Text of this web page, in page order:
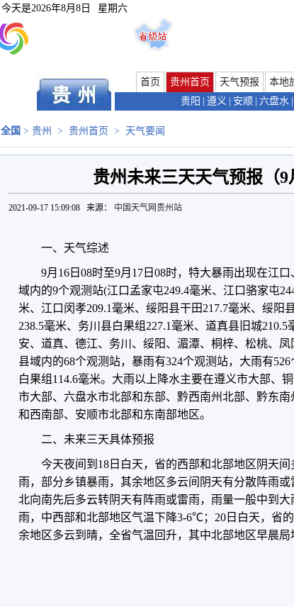
今天是2026年8月8日 星期六
首页 贵州首页 天气预报 本地
贵阳
遵义 安顺 六盘水
全国 > 贵州 > 贵州首页 > 天气要闻
贵州未来三天天气预报（9
2021-09-17 15:09:08 来源： 中国天气网贵州站
一、天气综述
9月16日08时至9月17日08时，特大暴雨出现在江
域内的9个观测站(江口孟家屯249.4毫米、江口骆家屯
米、江口闵孝209.1毫米、绥阳县干田217.7毫米、绥阳
238.5毫米、务川县白果组227.1毫米、道真县旧城
安、道真、德江、务川、绥阳、湄潭、桐梓、松桃、
县域内的68个观测站，暴雨有324个观测站，大雨有
白果组114.6毫米。大雨以上降水主要在遵义市大部、
市大部、六盘水市北部和东部、黔西南州北部、黔东
和西南部、安顺市北部和东南部地区。
二、未来三天具体预报
今天夜间到18日白天，省的西部和北部地区阴天
雨，部分乡镇暴雨，其余地区多云间阴天有分散阵雨或
北向南先后多云转阴天有阵雨或雷雨，雨量一般中到
雨，中西部和北部地区气温下降3-6℃；20日白天，省
余地区多云到晴，全省气温回升，其中北部地区早晨局